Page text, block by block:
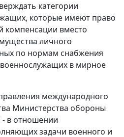
категории
которые имеют право
компенсации вместо
личного
по нормам снабжения
в мирное
международного
Министерства обороны
- в отношении
задачи военного и